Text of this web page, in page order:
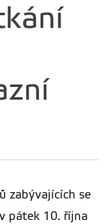
zabývajících se
pátek 10. října